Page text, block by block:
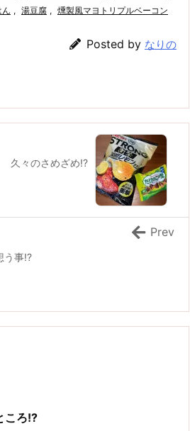
, 湯豆腐 , 燻製風マヨトリプルベーコン
Posted by なりの
久々のさめざめ!?
う事!?
Prev
ころ!?